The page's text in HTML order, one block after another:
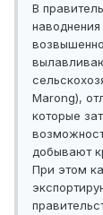
В
Marong),
которые
добывают
При этом